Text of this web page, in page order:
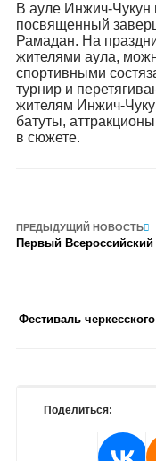
В ауле Инжич-Чукун
посвященный
Рамадан. На
жителями аула,
спортивными
турнир и
жителям Инжич-
батуты,
в сюжете.
ПРЕДЫДУЩИЙ НОВОСТЬ
Первый
Фестиваль
Поделиться: